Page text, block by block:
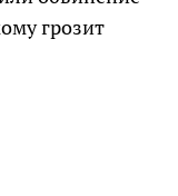
грозит